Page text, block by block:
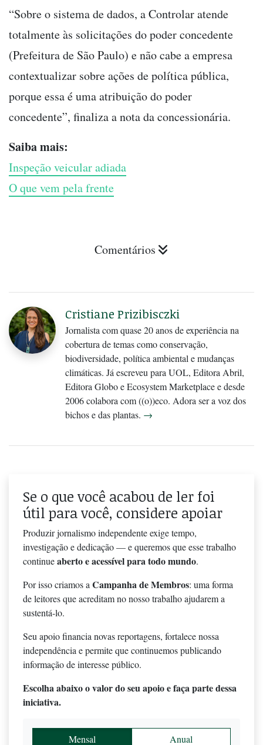
“Sobre o sistema de dados, a Controlar atende
totalmente às solicitações do poder concedente
(Prefeitura de São Paulo) e não cabe a empresa
contextualizar sobre ações de política pública,
porque essa é uma atribuição do poder
concedente”, finaliza a nota da concessionária.
Saiba mais:
Inspeção veicular adiada
O que vem pela frente
Comentários
Cristiane Prizibisczki
Jornalista com quase 20 anos de experiência na
cobertura de temas como conservação,
biodiversidade, política ambiental e mudanças
climáticas. Já escreveu para UOL, Editora Abril,
Editora Globo e Ecosystem Marketplace e desde
2006 colabora com ((o))eco. Adora ser a voz dos
bichos e das plantas. →
Se o que você acabou de ler foi
útil para você, considere apoiar
Produzir jornalismo independente exige tempo,
investigação e dedicação — e queremos que esse trabalho
continueaberto e acessível para todo mundo.
Por isso criamos aCampanha de Membros: uma forma
de leitores que acreditam no nosso trabalho ajudarem a
sustentá-lo.
Seu apoio financia novas reportagens, fortalece nossa
independência e permite que continuemos publicando
informação de interesse público.
Escolha abaixo o valor do seu apoio e faça parte dessa
iniciativa.
Mensal Anual